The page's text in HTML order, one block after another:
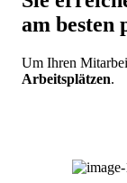
am besten
Um Ihren
Arbeitsplätzen.